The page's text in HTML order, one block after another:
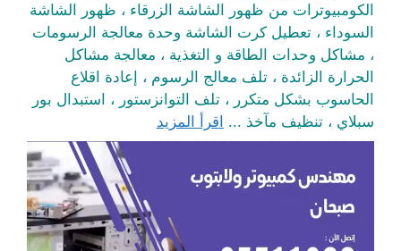
الكومبيوترات من ظهور الشاشة الزرقاء ، ظهور الشاشة
السوداء ، تعطيل كرت الشاشة وحدة معالجة الرسومات
، مشاكل وحدات الطاقة و التغذية ، معالجة مشاكل
الحرارة الزائدة ، تلف معالج الرسوم ، إعادة اقلاع
الحاسوب بشكل متكرر ، تلف التوانزستور ، استبدال بور
سبلاي ، تنظيف مآخذ ... اقرأ المزيد